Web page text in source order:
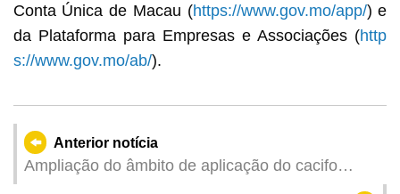
Conta Única de Macau (https://www.gov.mo/app/) e
da Plataforma para Empresas e Associações (http
s://www.gov.mo/ab/).
Anterior notícia
Ampliação do âmbito de aplicação do cacifo